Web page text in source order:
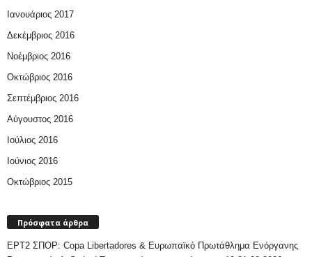
Ιανουάριος 2017
Δεκέμβριος 2016
Νοέμβριος 2016
Οκτώβριος 2016
Σεπτέμβριος 2016
Αύγουστος 2016
Ιούλιος 2016
Ιούνιος 2016
Οκτώβριος 2015
Πρόσφατα άρθρα
ΕΡΤ2 ΣΠΟΡ: Copa Libertadores & Ευρωπαϊκό Πρωτάθλημα Ενόργανης